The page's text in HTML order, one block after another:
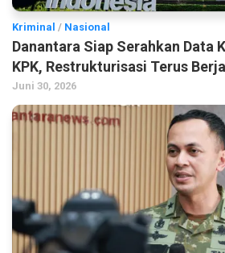
Kriminal / Nasional
Danantara Siap Serahkan Data
KPK, Restrukturisasi Terus
Juni 30, 2026